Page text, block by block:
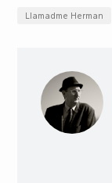
Llamadme Herman